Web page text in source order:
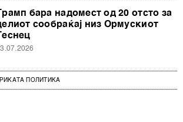
Трамп бара надомест од 20 отсто за
сообраќај низ Ормускиот
Теснец
ПОЛИТИКА